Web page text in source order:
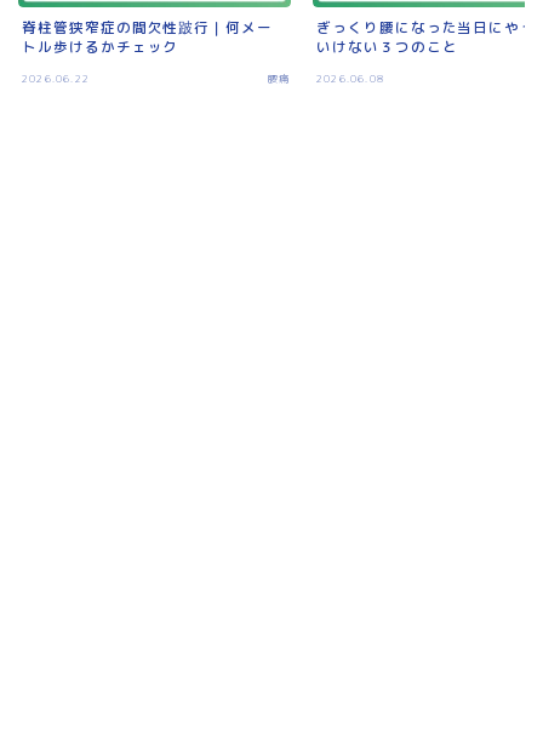
脊柱管狭窄症の間欠性跛行｜何メー
トル歩けるかチェック
2026.06.22 腰痛
ぎっくり腰になった当日にやっ
いけない３つのこと
2026.06.08